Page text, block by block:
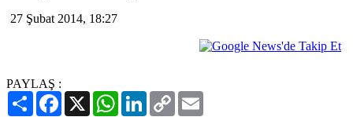
27 Şubat 2014, 18:27
PAYLAŞ :
PaylaşFacebook
X WhatsAppLinkedIn
Copy
Link